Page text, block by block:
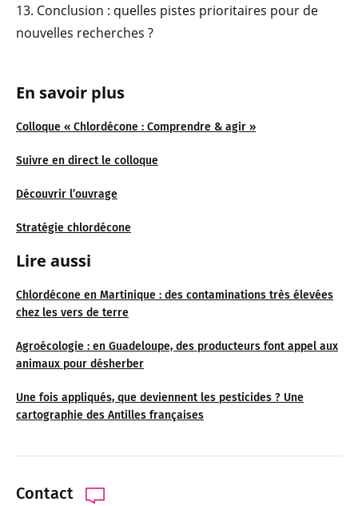
En savoir plus
Colloque « Chlordécone : Comprendre & agir »
Suivre en direct le colloque
Découvrir l’ouvrage
Stratégie chlordécone
Lire aussi
Chlordécone en Martinique : des contaminations très élevées
chez les vers de terre
Agroécologie : en Guadeloupe, des producteurs font appel aux
animaux pour désherber
Une fois appliqués, que deviennent les pesticides ? Une
cartographie des Antilles françaises
Contact
13. Conclusion : quelles pistes prioritaires pour de
nouvelles recherches ?